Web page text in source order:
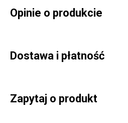
Opinie o produkcie
Dostawa i płatność
Zapytaj o produkt